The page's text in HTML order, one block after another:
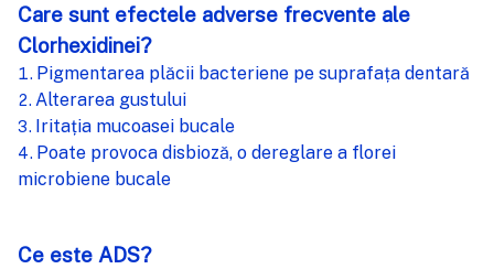
Care sunt efectele adverse frecvente ale
Clorhexidinei?
Pigmentarea plăcii bacteriene pe suprafața dentară
Alterarea gustului
Iritația mucoasei bucale
Poate provoca disbioză, o dereglare a florei
microbiene bucale
Ce este ADS?